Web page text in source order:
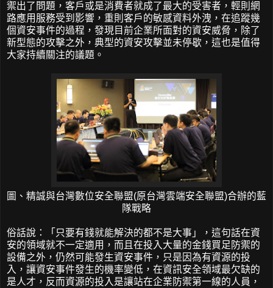
禦出了問題，客戶或是消費者就成了最大的受害者，輕則網
路應用服務受到影響，重則客戶的敏感資料外洩，在追蹤幾
個資安事件的過程，發現目前企業所面對的資安威脅，除了
新型態的攻擊之外，典型的資安攻擊並未停歇，這也是值得
大家持續關注的議題。
圖、精誠與台灣數位安全聯盟(原台灣雲端安全聯盟)合辦的藍
隊戰略
俗話說：「只要有錢就能解決的都不是大事」，這句話在資
安的領域就不一定適用，而且在投入大量的金錢買足防禦的
設備之外，仍然可能發生資安事件，只是因為有資源的投
入，讓資安事件發生的機率變低，在資訊安全領域最欠缺的
是人才，反而資源的投入是讓站在企業防禦第一線的人員，